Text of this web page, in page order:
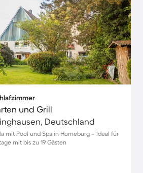
und Grill
Deutschland
mit Pool und Spa in Horneburg – Ideal für
mit bis zu 19 Gästen